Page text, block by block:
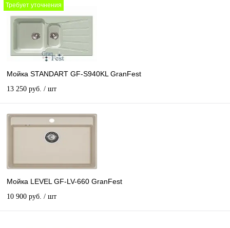
Требует уточнения
Мойка STANDART GF-S940KL GranFest
13 250 руб. / шт
Мойка LEVEL GF-LV-660 GranFest
10 900 руб. / шт